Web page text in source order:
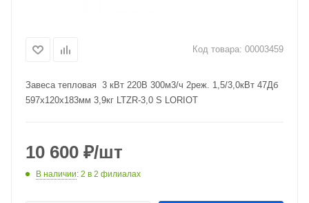
Код товара: 00003459
Завеса тепловая 3 кВт 220В 300м3/ч 2реж. 1,5/3,0кВт 47Дб
597х120х183мм 3,9кг LTZR-3,0 S LORIOT
10 600 ₽/шт
В наличии: 2 в 2 филиалах